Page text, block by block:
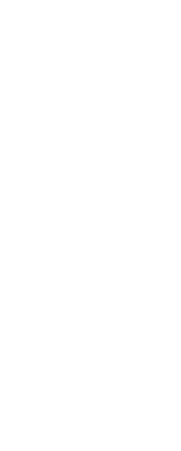
es una jornada para
otorgamos una gran
tu extraordinaria
música, esa poderosa
nuestro claustro de
ocupas un lugar de
conocimiento y del
Asimismo, Nicolás
Doctor Honoris
“Los homenajes
momento, como un
en el proceso vital,
hacemos con
en sí misma”, ha
como “un artista con
musical y un artista
ser el ‘Niño de
obrera, y que nunca
humildad… cualidades